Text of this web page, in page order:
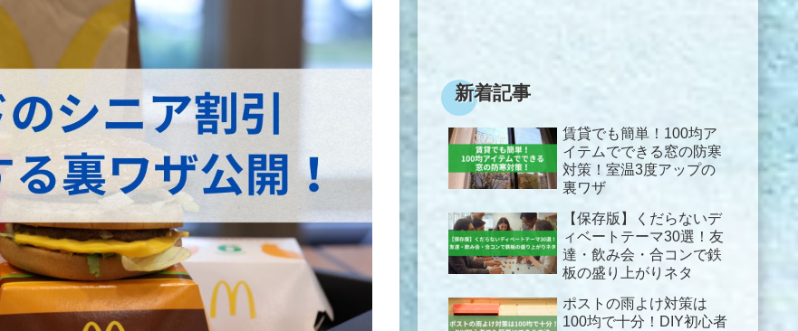
新着記事
賃貸でも簡単！100均ア
イテムでできる窓の防寒
対策！室温3度アップの
裏ワザ
【保存版】くだらないデ
ィベートテーマ30選！友
達・飲み会・合コンで鉄
板の盛り上がりネタ
ポストの雨よけ対策は
100均で十分！DIY初心者